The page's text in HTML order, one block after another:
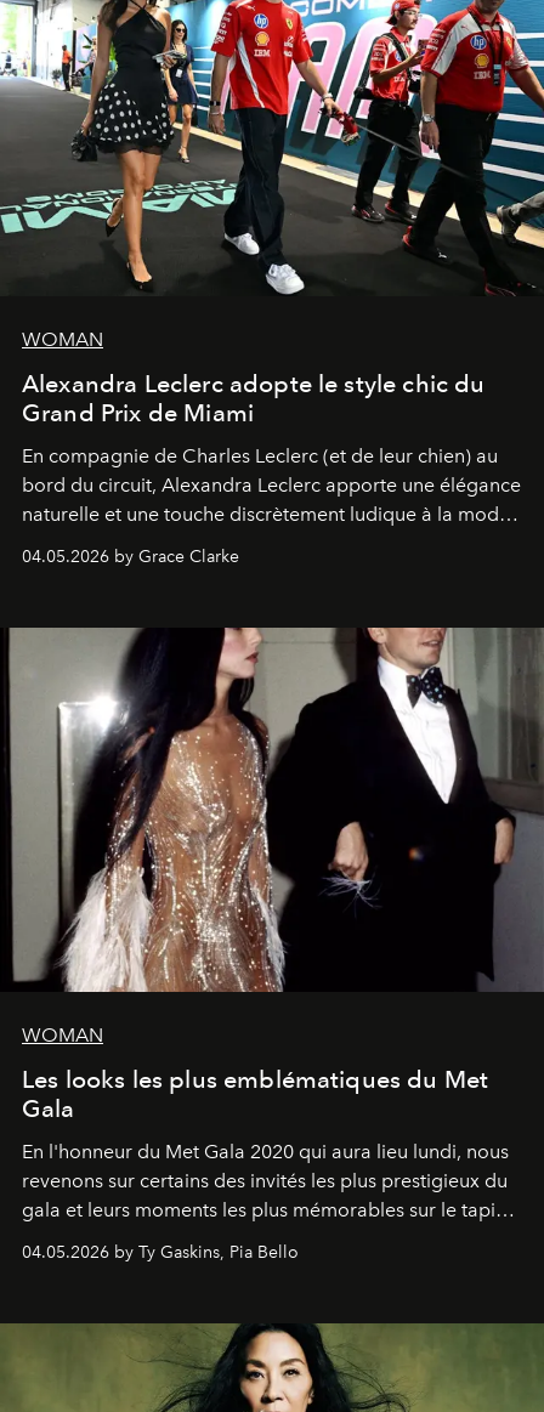
WOMAN
Alexandra Leclerc adopte le style chic du
Grand Prix de Miami
En compagnie de Charles Leclerc (et de leur chien) au
bord du circuit, Alexandra Leclerc apporte une élégance
naturelle et une touche discrètement ludique à la mode
de la Formule 1.
04.05.2026 by Grace Clarke
WOMAN
Les looks les plus emblématiques du Met
Gala
En l'honneur du Met Gala 2020 qui aura lieu lundi, nous
revenons sur certains des invités les plus prestigieux du
gala et leurs moments les plus mémorables sur le tapis
04.05.2026 by Ty Gaskins, Pia Bello